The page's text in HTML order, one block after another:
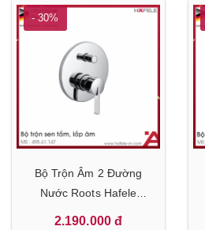
- 30%
Bộ Trộn Âm 2 Đường
Nước Roots Hafele
495.61.147
2.190.000 đ